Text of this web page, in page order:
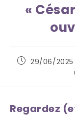
«
29/06/2025
Regardez